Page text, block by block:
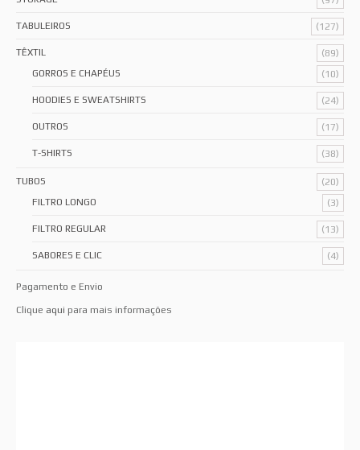
TABULEIROS (127)
TÊXTIL
(89)
GORROS E CHAPÉUS
(10)
HOODIES E SWEATSHIRTS (24)
OUTROS (17)
T-SHIRTS (38)
TUBOS
(20)
FILTRO LONGO
(3)
FILTRO REGULAR (13)
SABORES E CLIC (4)
Pagamento e Envio
Clique aqui para mais informações